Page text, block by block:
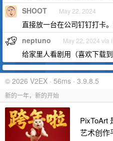
SHOOT May 22, 2024
直接放一台在公司钉钉打卡
neptuno May 22, 2024 via
给家里人看剧用（喜欢下载到
© 2026 V2EX · 56ms · 3.9.8.5
新的一年，新的开始
PixToArt
艺术创作